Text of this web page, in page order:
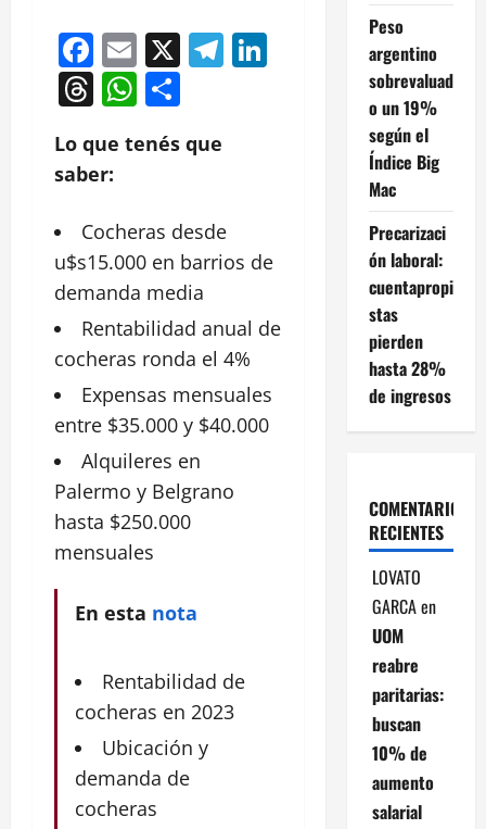
Facebook
Email
X Telegram
LinkedIn
Threads
WhatsApp
Lo que tenés que
saber:
Cocheras desde
u$s15.000 en barrios de
demanda media
Rentabilidad anual de
cocheras ronda el 4%
Expensas mensuales
entre $35.000 y $40.000
Alquileres en
Palermo y Belgrano
hasta $250.000
mensuales
En esta nota
Rentabilidad de
cocheras en 2023
Ubicación y
demanda de
cocheras
Peso
argentino
sobrevaluad
o un 19%
según el
Índice Big
Mac
Precarizaci
ón laboral:
cuentapropi
stas
pierden
hasta 28%
de ingresos
COMENTARIOS
RECIENTES
LOVATO
GARCAen
UOM
reabre
paritarias:
buscan
10% de
aumento
salarial